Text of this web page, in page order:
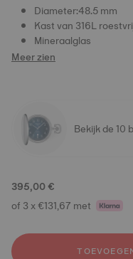
Diameter:48.5 mm
Kast van 316L
Mineraalglas
Meer zien
Bekijk de 10
395,00 €
of 3 x €131,67 met